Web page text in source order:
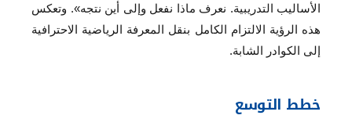
الأساليب التدريبية. نعرف ماذا نفعل وإلى أين نتجه». وتعكس
هذه الرؤية الالتزام الكامل بنقل المعرفة الرياضية الاحترافية
إلى الكوادر الشابة.
خطط التوسع